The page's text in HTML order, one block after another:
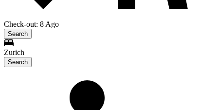
Check-out: 8 Ago
Search
Zurich
Search